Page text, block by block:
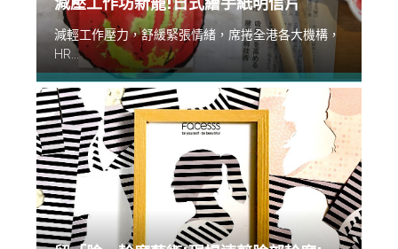
減輕工作壓力，舒緩緊張情緒，席捲全港各大機構，
HR...